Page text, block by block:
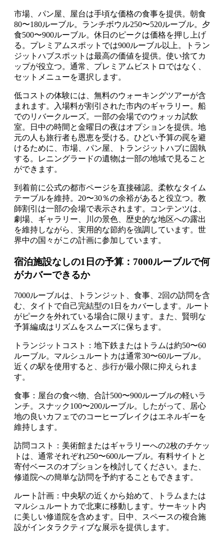
市場、パン屋、屋台は手頃な価格の食事を提供。朝食
80〜180ルーブル。ランチボウル250〜520ルーブル。夕
食500〜900ルーブル。休日のピークは価格を押し上げ
る。プレミアムスポットでは900ルーブル以上。トラン
ジットハブスポットは最高の価値を提供。使い捨てカ
ップが役立つ。通常、プレミアムビストロではなく、
セットメニューを選択します。
低コストの体験には、無料のウォーキングツアーが含
まれます。入場料が割引された市内のギャラリー。船
でのリバークルーズ。一部の会場でのウォッカ試飲
室。日中の時間と金曜日の夜はオプションを提供。地
元の人も旅行者も恩恵を受ける。ひどい予算の罠を避
けるために、市場、パン屋、トランジットハブに固執
する。レニングラードの遺物は一部の地域で見ること
ができます。
到着前に公式の都市ページを直接確認。柔軟なタイム
テーブルを維持。20〜30％の余裕があると役立つ。教
師割引は一部の会場で表示されます。コンテンツは、
劇場、ギャラリー、川の景色、歴史的な地区への露出
を維持しながら、実用的な節約を強調しています。世
界中の国々がこの計画に参加しています。
宿泊施設なしの1日の予算：7000ルーブルで何
がカバーできるか
7000ルーブルは、トランジット、食事、2回の訪問を含
む、タイトで自己完結型の1日をカバーします。ルート
がピークを外れている場合に限ります。また、賢明な
予算編成はリズムをスムーズに保ちます。
トランジットコスト：地下鉄またはトラムは約50〜60
ルーブル。マルシュルートカは通常30〜60ルーブル。
近くの駅を使用すると、歩行が最小限に抑えられま
す。
食事：屋台の食べ物、合計500〜900ルーブルの軽いラ
ンチ。スナック100〜200ルーブル。したがって、居心
地の良いカフェでのコーヒーブレイクはエネルギーを
維持します。
訪問コスト：美術館またはギャラリーへの2枚のチケッ
トは、通常それぞれ250〜600ルーブル。有料サイトと
寄付ベースのオプションを検討してください。また、
修道院への簡単な訪問を予約することもできます。
ルート計画：中央駅の近くから始めて、トラムまたは
マルシュルートカで北東に移動します。サーキット内
に美しい修道院を含めます。日中、スペースの複合施
設がインタラクティブな展示を提供します。